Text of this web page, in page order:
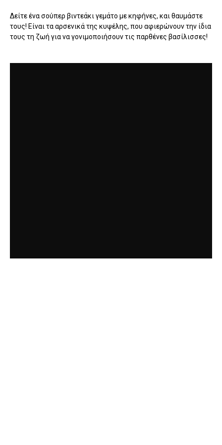
Δείτε ένα σούπερ βιντεάκι γεμάτο με κηφήνες, και θαυμάστε
τους! Είναι τα αρσενικά της κυψέλης, που αφιερώνουν την ίδια
τους τη ζωή για να γονιμοποιήσουν τις παρθένες βασίλισσες!